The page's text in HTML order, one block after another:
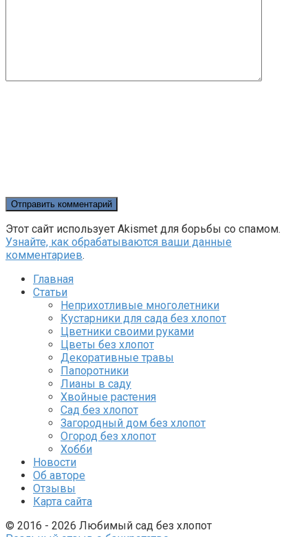
Этот сайт использует Akismet для борьбы со спамом.
Узнайте, как обрабатываются ваши данные
комментариев.
Главная
Статьи
Неприхотливые многолетники
Кустарники для сада без хлопот
Цветники своими руками
Цветы без хлопот
Декоративные травы
Папоротники
Лианы в саду
Хвойные растения
Сад без хлопот
Загородный дом без хлопот
Огород без хлопот
Хобби
Новости
Об авторе
Отзывы
Карта сайта
© 2016 - 2026 Любимый сад без хлопот